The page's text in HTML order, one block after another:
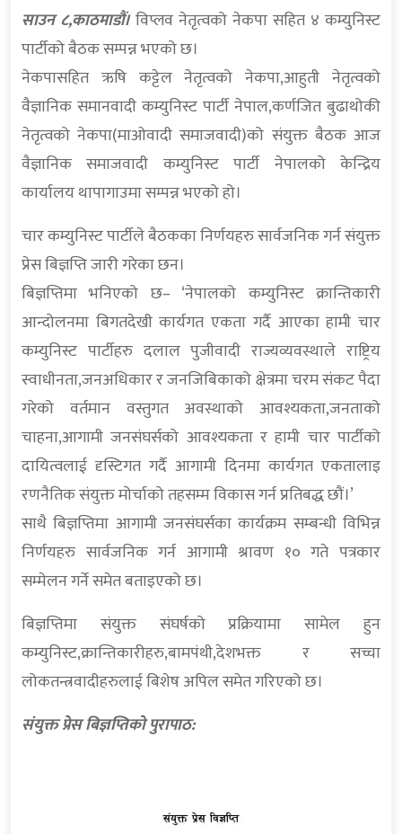
साउन ८,काठमाडौं।विप्लव नेतृत्वको नेकपा सहित ४ कम्युनिस्ट
पार्टीको बैठक सम्पन्न भएको छ।
नेकपासहित ऋषि कट्टेल नेतृत्वको नेकपा,आहुती नेतृत्वको
वैज्ञानिक समानवादी कम्युनिस्ट पार्टी नेपाल,कर्णजित बुढाथोकी
नेतृत्वको नेकपा(माओवादी समाजवादी)को संयुक्त बैठक आज
वैज्ञानिक समाजवादी कम्युनिस्ट पार्टी नेपालको केन्द्रिय
कार्यालय थापागाउमा सम्पन्न भएको हो।
चार कम्युनिस्ट पार्टीले बैठकका निर्णयहरु सार्वजनिक गर्न संयुक्त
प्रेस बिज्ञप्ति जारी गरेका छन।
बिज्ञप्तिमा भनिएको छ– ‘नेपालको कम्युनिस्ट क्रान्तिकारी
आन्दोलनमा बिगतदेखी कार्यगत एकता गर्दै आएका हामी चार
कम्युनिस्ट पार्टीहरु दलाल पुजीवादी राज्यव्यवस्थाले राष्ट्रिय
स्वाधीनता,जनअधिकार र जनजिबिकाको क्षेत्रमा चरम संकट पैदा
गरेको वर्तमान वस्तुगत अवस्थाको आवश्यकता,जनताको
चाहना,आगामी जनसंघर्सको आवश्यकता र हामी चार पार्टीको
दायित्वलाई दृस्टिगत गर्दै आगामी दिनमा कार्यगत एकतालाइ
रणनैतिक संयुक्त मोर्चाको तहसम्म विकास गर्न प्रतिबद्ध छौं।’
साथै बिज्ञप्तिमा आगामी जनसंघर्सका कार्यक्रम सम्बन्धी विभिन्न
निर्णयहरु सार्वजनिक गर्न आगामी श्रावण १० गते पत्रकार
सम्मेलन गर्ने समेत बताइएको छ।
बिज्ञप्तिमा संयुक्त संघर्षको प्रक्रियामा सामेल हुन
कम्युनिस्ट,क्रान्तिकारीहरु,बामपंथी,देशभक्त र सच्चा
लोकतन्त्रवादीहरुलाई बिशेष अपिल समेत गरिएको छ।
संयुक्त प्रेस बिज्ञप्तिको पुरापाठ: